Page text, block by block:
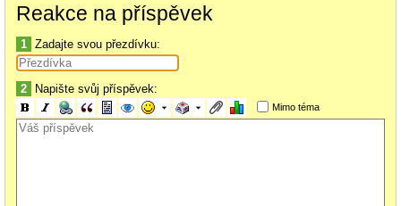
Reakce na příspěvek
1 Zadajte svou přezdívku:
2 Napište svůj příspěvek:
Mimo téma